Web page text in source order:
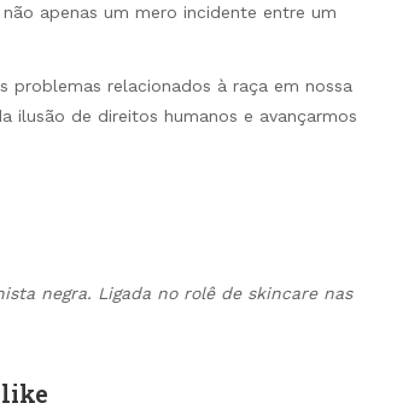
apenas um mero incidente entre um
problemas relacionados à raça em nossa
ilusão de direitos humanos e avançarmos
negra. Ligada no rolê de skincare nas